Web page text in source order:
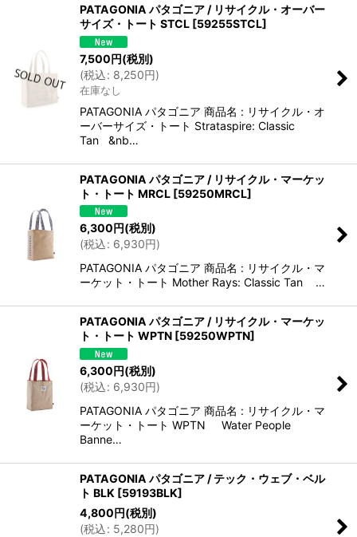
PATAGONIA パタゴニア / リサイクル・オーバー
サイズ・トート STCL [59255STCL]
7,500円(税別)
(税込: 8,250円)
在庫なし
PATAGONIA パタゴニア 商品名 : リサイクル・オ
ーバーサイズ・トート Strataspire: Classic
Tan &nb…
PATAGONIA パタゴニア / リサイクル・マーケッ
ト・トート MRCL [59250MRCL]
6,300 円(税別)
(税込: 6,930円)
PATAGONIA パタゴニア 商品名 : リサイクル・マ
ーケット・トート Mother Rays: Classic Tan …
PATAGONIA パタゴニア / リサイクル・マーケッ
ト・トート WPTN [59250WPTN]
6,300円(税別)
(税込: 6,930円)
PATAGONIA パタゴニア 商品名 : リサイクル・マ
ーケット・トート WPTN Water People
Banne…
PATAGONIA パタゴニア / テック・ウェブ・ベル
ト BLK [59193BLK]
4,800円(税別)
(税込: 5,280円)